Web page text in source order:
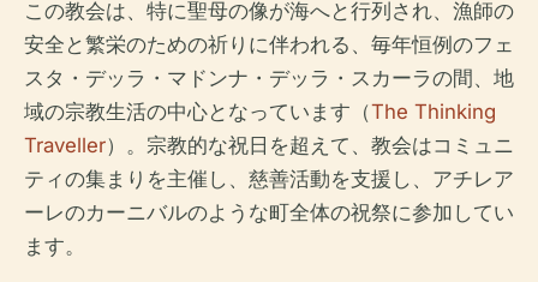
この教会は、特に聖母の像が海へと行列され、漁師の
安全と繁栄のための祈りに伴われる、毎年恒例のフェ
スタ・デッラ・マドンナ・デッラ・スカーラの間、地
域の宗教生活の中心となっています（The Thinking
Traveller）。宗教的な祝日を超えて、教会はコミュニ
ティの集まりを主催し、慈善活動を支援し、アチレア
ーレのカーニバルのような町全体の祝祭に参加してい
ます。